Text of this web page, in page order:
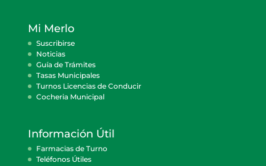
Mi Merlo
Suscribirse
Noticias
Guía de Trámites
Tasas Municipales
Turnos Licencias de Conducir
Cocheria Municipal
Información Útil
Farmacias de Turno
Teléfonos Útiles